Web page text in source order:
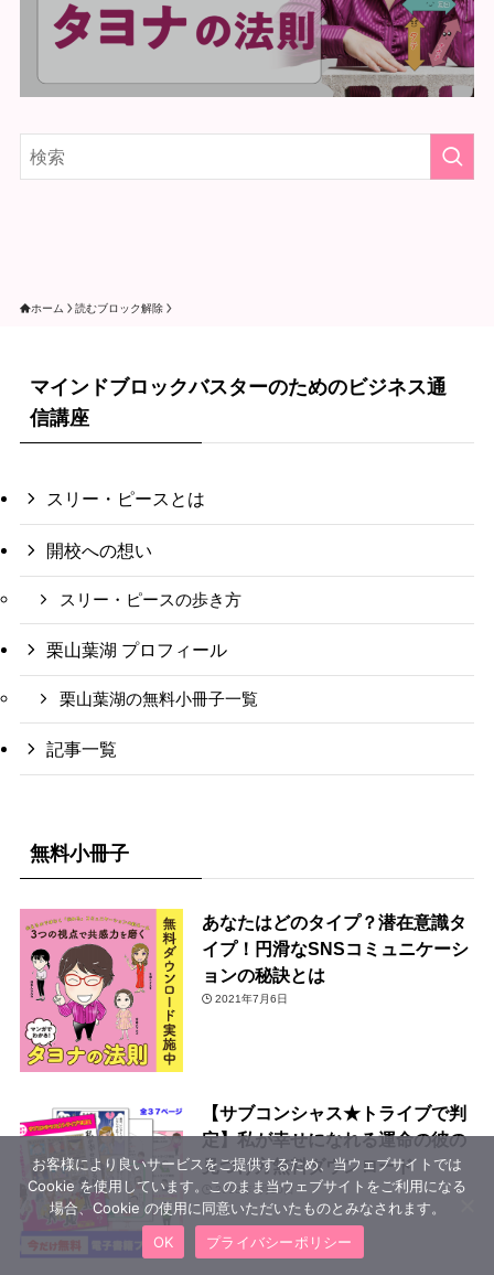
ホーム 読むブロック解除
マインドブロックバスターのためのビジネス通
信講座
スリー・ピースとは
開校への想い
スリー・ピースの歩き方
栗山葉湖 プロフィール
栗山葉湖の無料小冊子一覧
記事一覧
無料小冊子
あなたはどのタイプ？潜在意識タ
イプ！円滑なSNSコミュニケーシ
ョンの秘訣とは
2021年7月6日
【サブコンシャス★トライブで判
定】私が幸せになれる運命の彼の
見つけ方無料ダウンロード
2018年7月10日
お客様により良いサービスをご提供するため、当ウェブサイトでは
Cookie を使用しています。このまま当ウェブサイトをご利用になる
場合、Cookie の使用に同意いただいたものとみなされます。
OK
プライバシーポリシー